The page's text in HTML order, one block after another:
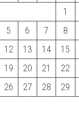
1
5 6 7 8
12 13 14 15
19 20 21 22
26 27 28 29